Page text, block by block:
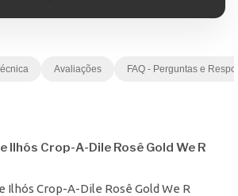
Avaliações FAQ - Perguntas e
Ilhós Crop-A-Dile Rosê Gold We R
Ilhós Crop-A-Dile Rosê Gold We R